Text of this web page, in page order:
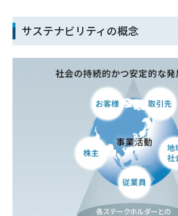
サステナビリティの概念